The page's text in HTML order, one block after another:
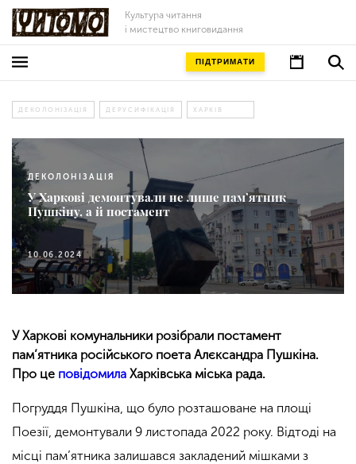
Культура читання
і мистецтво книговидання
ПІДТРИМАТИ
ДЕКОЛОНІЗАЦІЯ ДЕРУСИФІКАЦІЯ ХАРКІВ
ДЕКОЛОНІЗАЦІЯ
У Харкові демонтували не лише пам’ятник
Пушкіну, а й постамент
10.06.2024
У Харкові комунальники розібрали постамент
пам’ятника російського поета Алєксандра Пушкіна.
Про це повідомила Харківська міська рада.
Погруддя Пушкіна, що було розташоване на площі
Поезії, демонтували 9 листопада 2022 року. Відтоді на
місці пам’ятника залишався закладений мішками з